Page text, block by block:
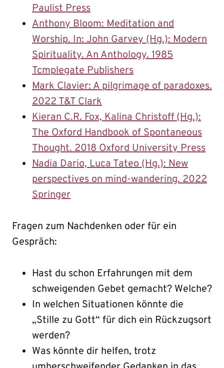
Paulist Press
Anthony Bloom: Meditation and
Worship. In: John Garvey (Hg.): Modern
Spirituality. An Anthology. 1985
Tcmplegate Publishers
Mark Clavier: A pilgrimage of paradoxes.
2022 T&T Clark
Kieran C.R. Fox, Kalina Christoff (Hg.):
The Oxford Handbook of Spontaneous
Thought. 2018 Oxford University Press
Nadia Dario, Luca Tateo (Hg.): New
perspectives on mind-wandering. 2022
Springer
Fragen zum Nachdenken oder für ein
Gespräch:
Hast du schon Erfahrungen mit dem
schweigenden Gebet gemacht? Welche?
In welchen Situationen könnte die
„Stille zu Gott“ für dich ein Rückzugsort
werden?
Was könnte dir helfen, trotz